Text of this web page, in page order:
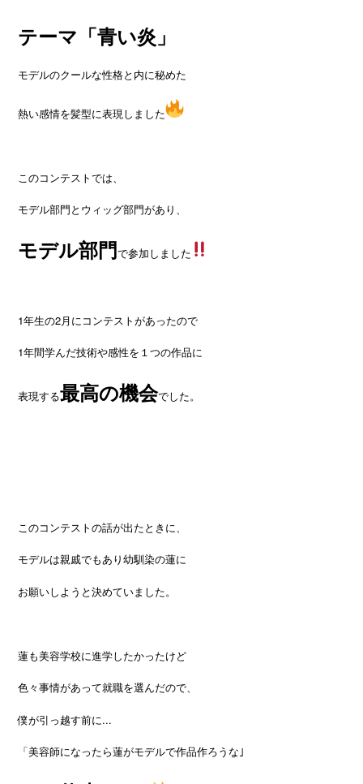
テーマ「青い炎」
モデルのクールな性格と内に秘めた
熱い感情を髪型に表現しました
このコンテストでは、
モデル部門とウィッグ部門があり、
モデル部門で参加しました
1年生の2月にコンテストがあったので
1年間学んだ技術や感性を１つの作品に
表現する最高の機会でした。
このコンテストの話が出たときに、
モデルは親戚でもあり幼馴染の蓮に
お願いしようと決めていました。
蓮も美容学校に進学したかったけど
色々事情があって就職を選んだので、
僕が引っ越す前に...
「美容師になったら蓮がモデルで作品作ろうな｣